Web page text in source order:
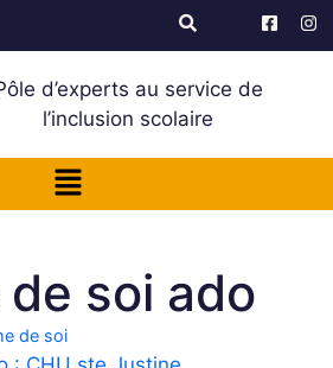
d’experts au service de
l’inclusion scolaire
soi ado
de soi